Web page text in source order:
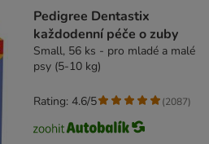
Pedigree Dentastix
každodenní péče o zuby
Small, 56 ks - pro mladé a malé
psy (5-10 kg)
Rating: 4.6/5 (2087)